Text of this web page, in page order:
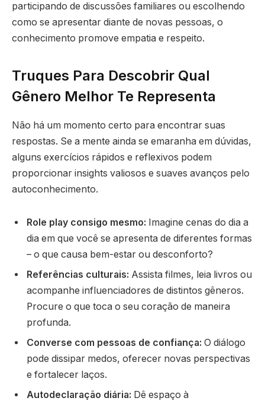
participando de discussões familiares ou escolhendo
como se apresentar diante de novas pessoas, o
conhecimento promove empatia e respeito.
Truques Para Descobrir Qual
Gênero Melhor Te Representa
Não há um momento certo para encontrar suas
respostas. Se a mente ainda se emaranha em dúvidas,
alguns exercícios rápidos e reflexivos podem
proporcionar insights valiosos e suaves avanços pelo
autoconhecimento.
Role play consigo mesmo: Imagine cenas do dia a
dia em que você se apresenta de diferentes formas
– o que causa bem-estar ou desconforto?
Referências culturais: Assista filmes, leia livros ou
acompanhe influenciadores de distintos gêneros.
Procure o que toca o seu coração de maneira
profunda.
Converse com pessoas de confiança: O diálogo
pode dissipar medos, oferecer novas perspectivas
e fortalecer laços.
Autodeclaração diária: Dê espaço à